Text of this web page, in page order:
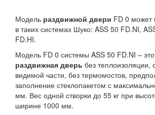
Модель раздвижной двери FD 0 может
в таких системах Шуко: ASS 50 FD.NI,
FD.HI.
Модель FD 0 системы ASS 50 FD.NI – это
раздвижная дверь без
видимой части, без термомостов,
заполнение стеклопакетом с
мм. Вес одной створки до 55 кг при
ширине 1000 мм.